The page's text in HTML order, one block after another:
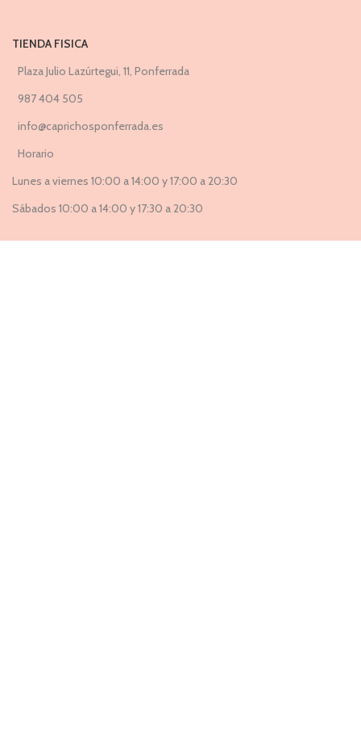
TIENDA FISICA
Plaza Julio Lazúrtegui, 11, Ponferrada
987 404 505
info@caprichosponferrada.es
Horario
Lunes a viernes 10:00 a 14:00 y 17:00 a 20:30
Sábados 10:00 a 14:00 y 17:30 a 20:30